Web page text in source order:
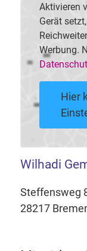
Aktivieren
Gerät
Werbung.
Hier
Wilhadi
Steffensweg
28217